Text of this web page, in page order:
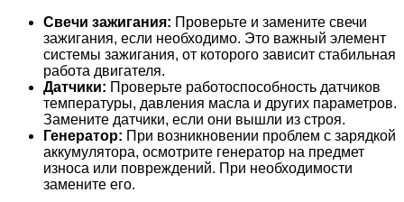
Свечи зажигания: Проверьте и замените свечи
зажигания, если необходимо. Это важный элемент
системы зажигания, от которого зависит стабильная
работа двигателя.
Датчики: Проверьте работоспособность датчиков
температуры, давления масла и других параметров.
Замените датчики, если они вышли из строя.
Генератор: При возникновении проблем с зарядкой
аккумулятора, осмотрите генератор на предмет
износа или повреждений. При необходимости
замените его.